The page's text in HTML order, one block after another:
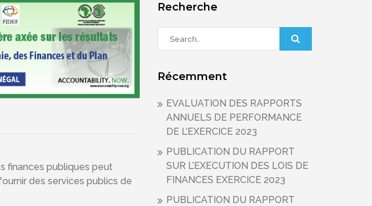
finances publiques peut
des services publics de
Recherche
Récemment
EVALUATION DES RAPPORTS
ANNUELS DE PERFORMANCE
DE L’EXERCICE 2023
PUBLICATION DU RAPPORT
SUR L’EXECUTION DES LOIS DE
FINANCES EXERCICE 2023
PUBLICATION DU RAPPORT